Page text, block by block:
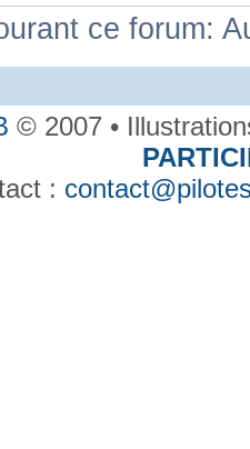
ce forum:
© 2007 •
: